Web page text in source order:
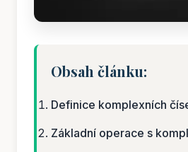
Obsah článku:
Definice komplexních
Základní operace s